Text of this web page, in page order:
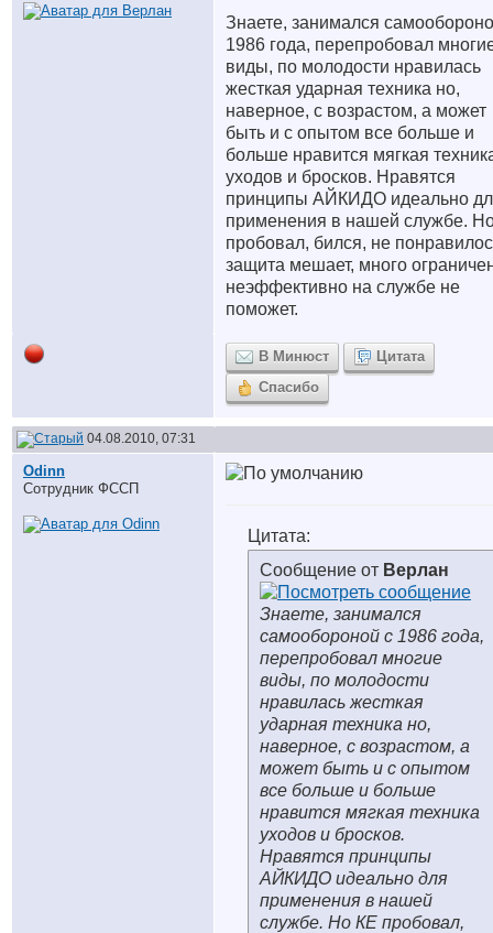
Знаете, занимался
1986 года, перепробовал
виды, по молодости нравилась
жесткая ударная техника но,
наверное, с возрастом, а может
быть и с опытом все больше и
больше нравится мягкая
уходов и бросков. Нравятся
принципы АЙКИДО идеально
применения в нашей службе.
пробовал, бился, не
защита мешает, много
неэффективно на службе не
поможет.
В Минюст
Цитата
Спасибо
04.08.2010, 07:31
Odinn
Сотрудник ФССП
Цитата:
Сообщение от Верлан
Знаете, занимался
самообороной с 1986 года,
перепробовал многие
виды, по молодости
нравилась жесткая
ударная техника но,
наверное, с возрастом, а
может быть и с опытом
все больше и больше
нравится мягкая техника
уходов и бросков.
Нравятся принципы
АЙКИДО идеально для
применения в нашей
службе. Но КЕ пробовал,